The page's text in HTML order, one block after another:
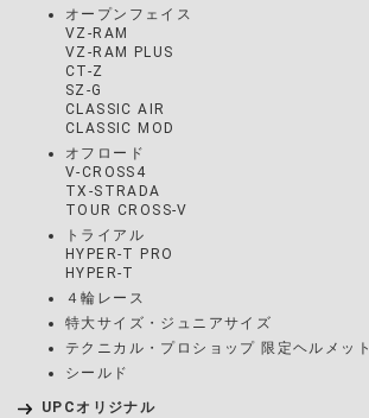
オープンフェイス
VZ-RAM
VZ-RAM PLUS
CT-Z
SZ-G
CLASSIC AIR
CLASSIC MOD
オフロード
V-CROSS4
TX-STRADA
TOUR CROSS-V
トライアル
HYPER-T PRO
HYPER-T
４輪レース
特大サイズ・ジュニアサイズ
テクニカル・プロショップ 限定ヘルメット
シールド
UPCオリジナル